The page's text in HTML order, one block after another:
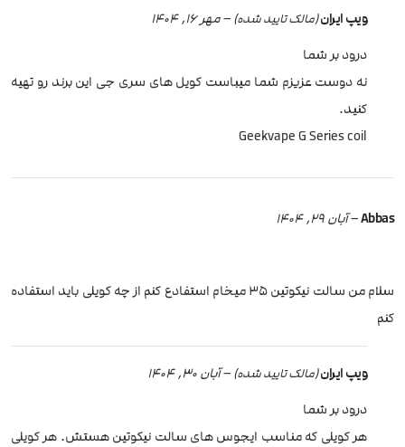
ویپ ایران(مالک تایید شده) – مهر 16, 1404
درود بر شما
نه دوست عزیزم شما میباست کویل های سری جی این برند رو تهیه
کنید.
Geekvape G Series coil
Abbas
–آبان 29, 1404
سلام من سالت نیکوتین ۳۵ میخام استفادع کنم از چه کویلی باید استفاده
کنم
ویپ ایران(مالک تایید شده) –آبان 30, 1404
درود بر شما
هر کویلی که مناسب ایجوس های سالت نیکوتین هستش. هر کویلی